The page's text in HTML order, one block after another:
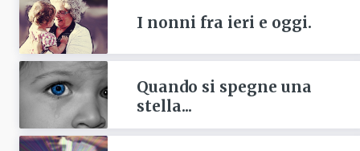
I nonni fra ieri e oggi.
Quando si spegne una
stella...